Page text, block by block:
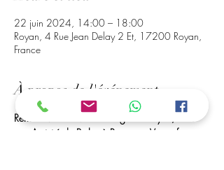
22 juin 2024, 14:00 – 18:00
Royan, 4 Rue Jean Delay 2 Et, 17200 Royan,
France
À propos de l'événement
Rendez-Vous à Mr bricolage de Royan, Pour
une Activité de Perles à Repasser. Vos enfants